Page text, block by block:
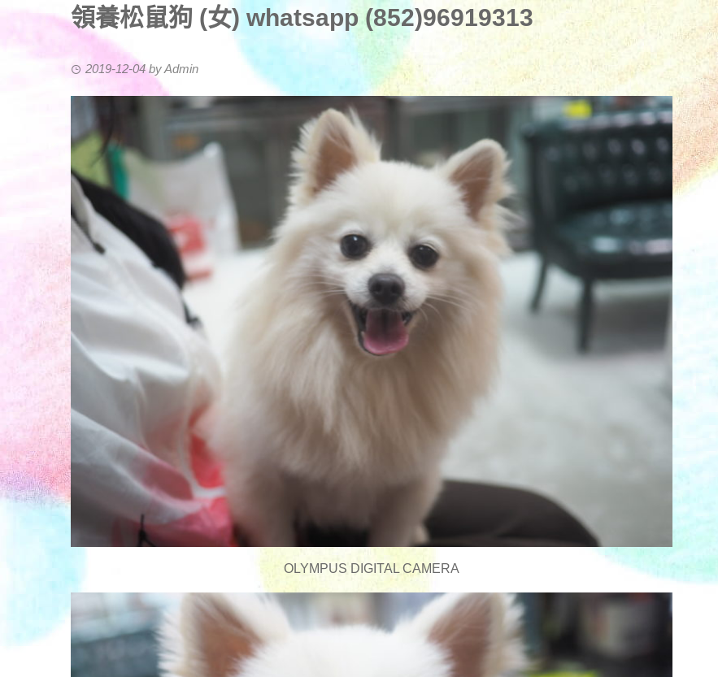
領養松鼠狗 (女) whatsapp (852)96919313
2019-12-04byAdmin
OLYMPUS DIGITAL CAMERA